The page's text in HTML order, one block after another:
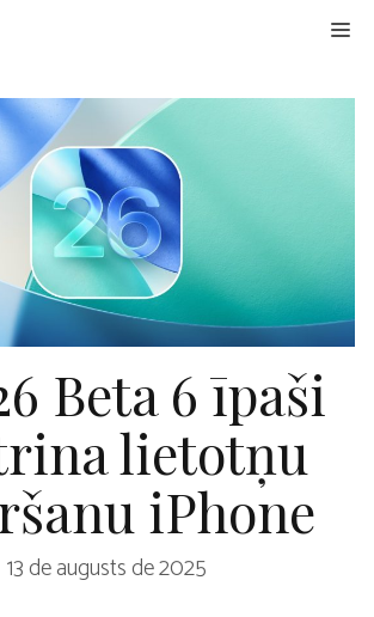
Beta 6 īpaši
lietotņu
iPhone
13 de augusts de 2025